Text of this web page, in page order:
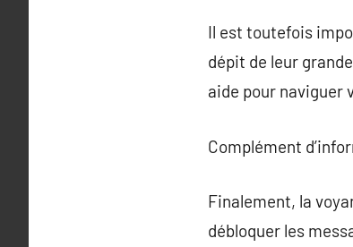
Il est toutefois
dépit de leur
aide pour naviguer
Complément
Finalement, la
débloquer les